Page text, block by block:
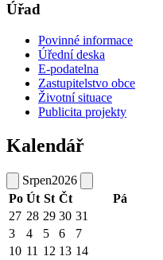
Úřad
Povinné informace
Úřední deska
E-podatelna
Zastupitelstvo obce
Životní situace
Publicita projekty
Kalendář
Srpen2026
Po Út St Čt Pá
27 28 29 30 31
3
4 5 6 7
10 11 12 13 14